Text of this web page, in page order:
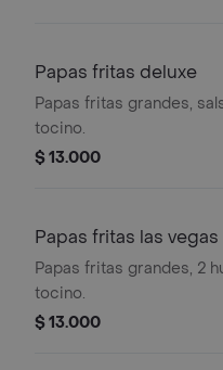
Papas fritas deluxe
Papas fritas grandes,
tocino.
$ 13.000
Papas fritas las vegas
Papas fritas grandes, 2
tocino.
$ 13.000